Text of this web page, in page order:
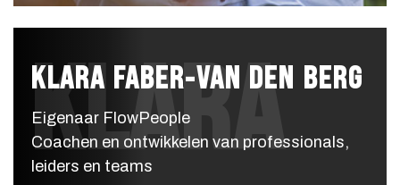
KLARA FABER-VAN DEN BERG
Eigenaar FlowPeople
Coachen en ontwikkelen van professionals,
leiders en teams
KLARA